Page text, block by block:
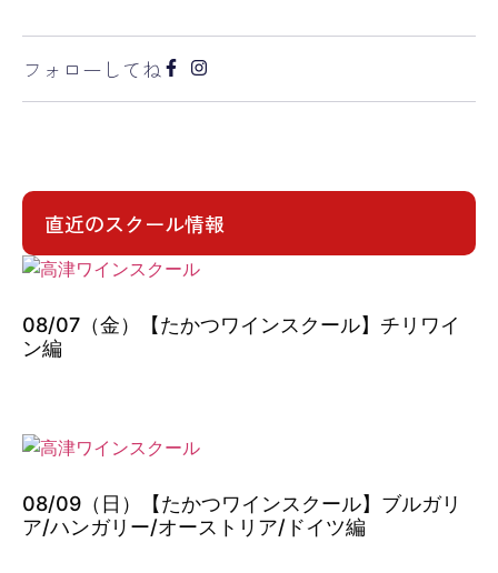
フォローしてね
直近のスクール情報
08/07（金）【たかつワインスクール】チリワイ
ン編
08/09（日）【たかつワインスクール】ブルガリ
ア/ハンガリー/オーストリア/ドイツ編